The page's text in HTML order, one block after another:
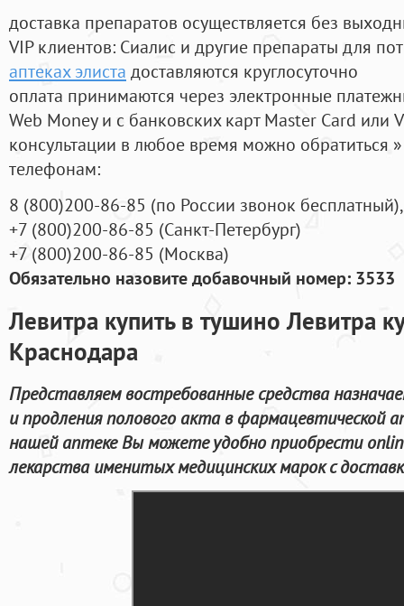
доставка препаратов осуществляется без
VIP клиентов: Сиалис и другие препараты для
аптеках элиста доставляются круглосуточно
оплата принимаются через электронные
Web Money и с банковских карт Master Card или
консультации в любое время можно обратиться
телефонам:
8 (800)200-86-85 (по России звонок бесплатный),
+7 (800)200-86-85 (Санкт-Петербург)
+7 (800)200-86-85 (Москва)
Обязательно назовите добавочный номер: 3533
Левитра купить в тушино Левитра
Краснодара
Представляем востребованные средства
и продления полового акта в фармацевтической
нашей аптеке Вы можете удобно приобрести
лекарства именитых медицинских марок с